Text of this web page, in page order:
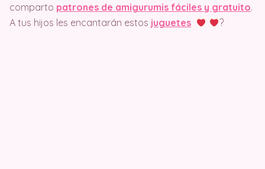
comparto patrones de amigurumis fáciles y gratuito.
A tus hijos les encantarán estos juguetes ?